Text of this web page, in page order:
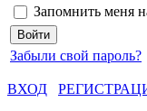
Запомнить меня
Забыли свой пароль?
ВХОД